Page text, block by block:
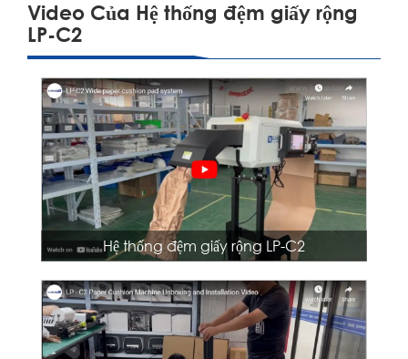
Video Của Hệ thống đệm giấy rộng
LP-C2
Hệ thống đệm giấy rộng LP-C2